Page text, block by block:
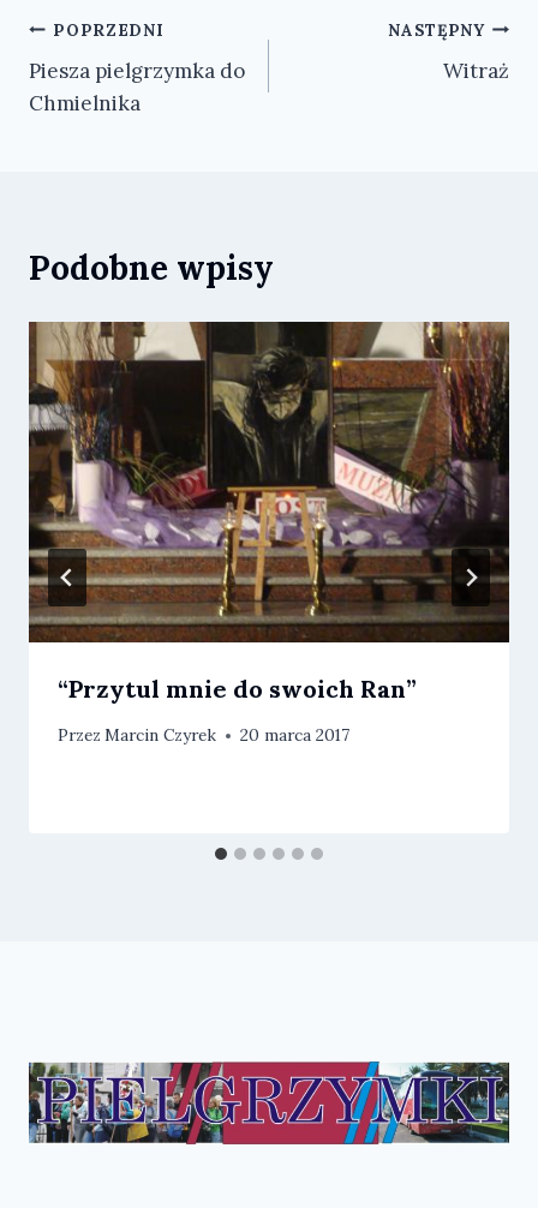
Nawigacja
wpisu
POPRZEDNI
Piesza pielgrzymka do
Chmielnika
NASTĘPNY
Witraż
Podobne wpisy
“Przytul mnie do swoich Ran”
Przez Marcin Czyrek 20 marca 2017